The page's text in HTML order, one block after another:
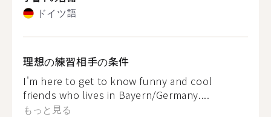
ドイツ語
理想の練習相手の条件
I'm here to get to know funny and cool
friends who lives in Bayern/Germany....
もっと見る